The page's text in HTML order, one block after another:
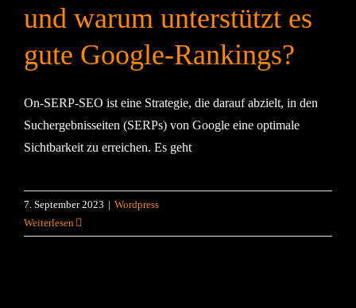
und warum unterstützt es
gute Google-Rankings?
On-SERP-SEO ist eine Strategie, die darauf abzielt, in den
Suchergebnisseiten (SERPs) von Google eine optimale
Sichtbarkeit zu erreichen. Es geht
7. September 2023 | Wordpress
Weiterlesen